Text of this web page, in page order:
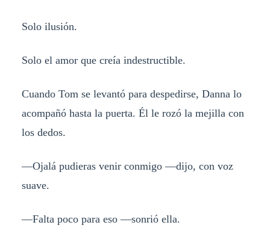
Solo ilusión.
Solo el amor que creía indestructible.
Cuando Tom se levantó para despedirse, Danna lo
acompañó hasta la puerta. Él le rozó la mejilla con
los dedos.
—Ojalá pudieras venir conmigo —dijo, con voz
suave.
—Falta poco para eso —sonrió ella.